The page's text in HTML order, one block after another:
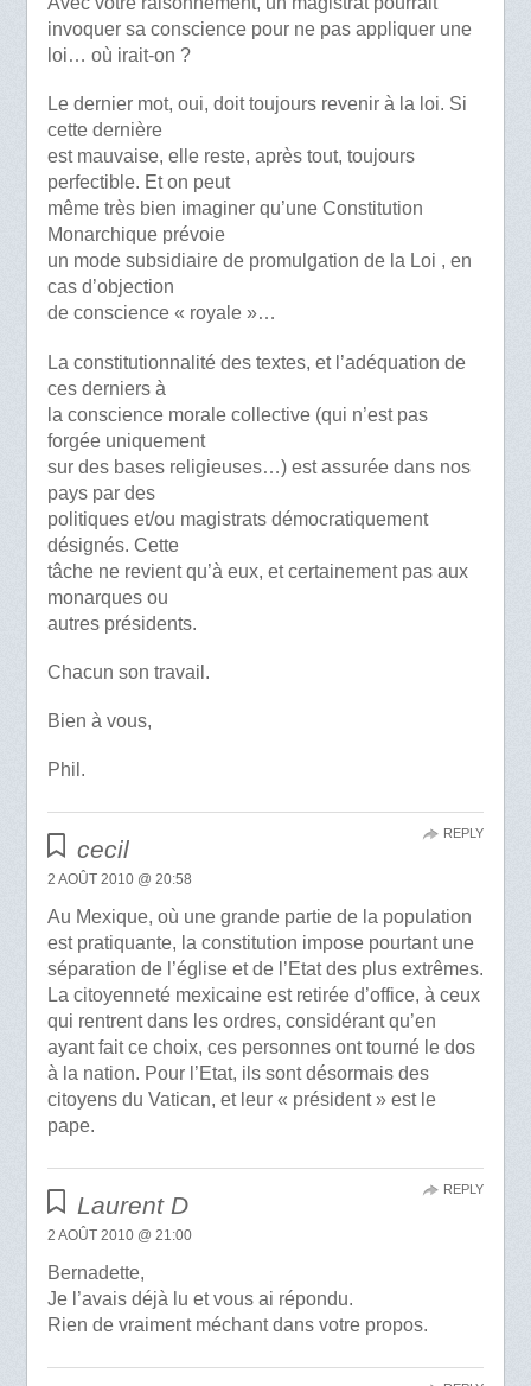
invoquer sa conscience pour ne pas appliquer une
loi… où irait-on ?
Le dernier mot, oui, doit toujours revenir à la loi. Si
cette dernière
est mauvaise, elle reste, après tout, toujours
perfectible. Et on peut
même très bien imaginer qu’une Constitution
Monarchique prévoie
un mode subsidiaire de promulgation de la Loi , en
cas d’objection
de conscience « royale »…
La constitutionnalité des textes, et l’adéquation de
ces derniers à
la conscience morale collective (qui n’est pas
forgée uniquement
sur des bases religieuses…) est assurée dans nos
pays par des
politiques et/ou magistrats démocratiquement
désignés. Cette
tâche ne revient qu’à eux, et certainement pas aux
monarques ou
autres présidents.
Chacun son travail.
Bien à vous,
Phil.
cecil
2 AOÛT 2010 @ 20:58
Au Mexique, où une grande partie de la population
est pratiquante, la constitution impose pourtant une
séparation de l’église et de l’Etat des plus extrêmes.
La citoyenneté mexicaine est retirée d’office, à ceux
qui rentrent dans les ordres, considérant qu’en
ayant fait ce choix, ces personnes ont tourné le dos
à la nation. Pour l’Etat, ils sont désormais des
citoyens du Vatican, et leur « président » est le
pape.
REPLY
Laurent D
2 AOÛT 2010 @ 21:00
Bernadette,
Je l’avais déjà lu et vous ai répondu.
Rien de vraiment méchant dans votre propos.
REPLY